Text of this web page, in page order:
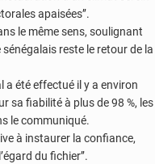
apaisées’’.
le même sens, soulignant
reste le retour de la
a été effectué il y a environ
sa fiabilité à plus de 98 %, les
le communiqué.
à instaurer la confiance,
du fichier’’.